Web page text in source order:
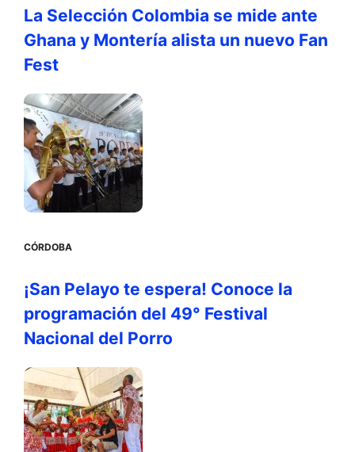
La Selección Colombia se mide ante
Ghana y Montería alista un nuevo Fan
Fest
CÓRDOBA
¡San Pelayo te espera! Conoce la
programación del 49° Festival
Nacional del Porro